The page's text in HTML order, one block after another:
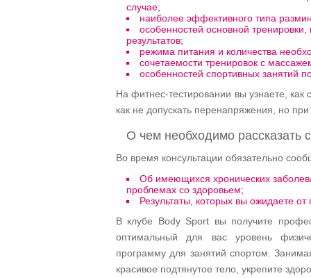
случае;
наиболее эффективного типа
особенностей основной
результатов;
режима питания и количества
сочетаемости тренировок с
особенностей спортивных занятий
На фитнес-тестировании вы узнаете,
как не допускать перенапряжения, но
О чем необходимо рассказать
Во время консультации обязательно
Об имеющихся хронических
проблемах со здоровьем;
Результаты, которых вы ожидаете
В клубе Body Sport вы получите
оптимальный для вас уровень
программу для занятий спортом.
красивое подтянутое тело, укрепите